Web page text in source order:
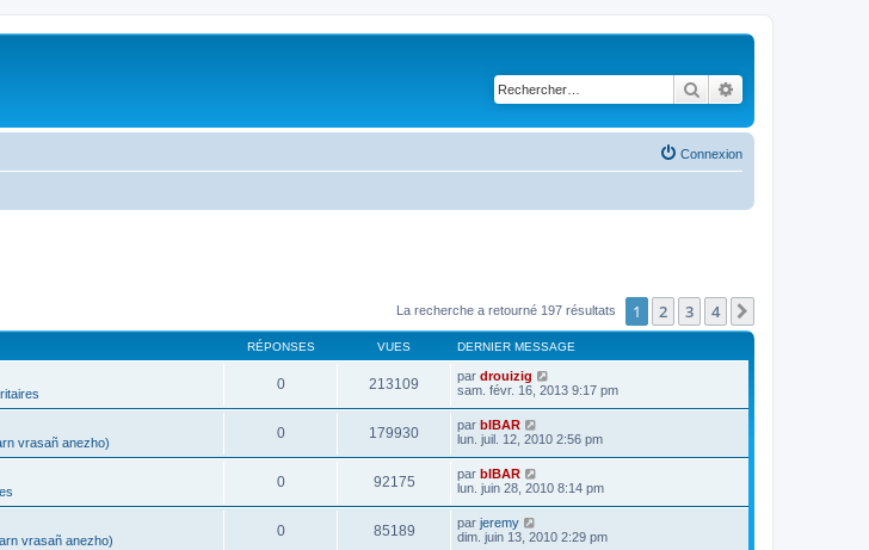
Rechercher
Connexion
La recherche a retourné 197 résultats 1 2 3 4
RÉPONSES VUES DERNIER MESSAGE
0 213109 par drouizig
sam. févr. 16, 2013 9:17 pm
vrasañ anezho)
0 179930 par bIBAR
lun. juil. 12, 2010 2:56 pm
0 92175 par bIBAR
lun. juin 28, 2010 8:14 pm
vrasañ anezho)
0 85189 par jeremy
dim. juin 13, 2010 2:29 pm